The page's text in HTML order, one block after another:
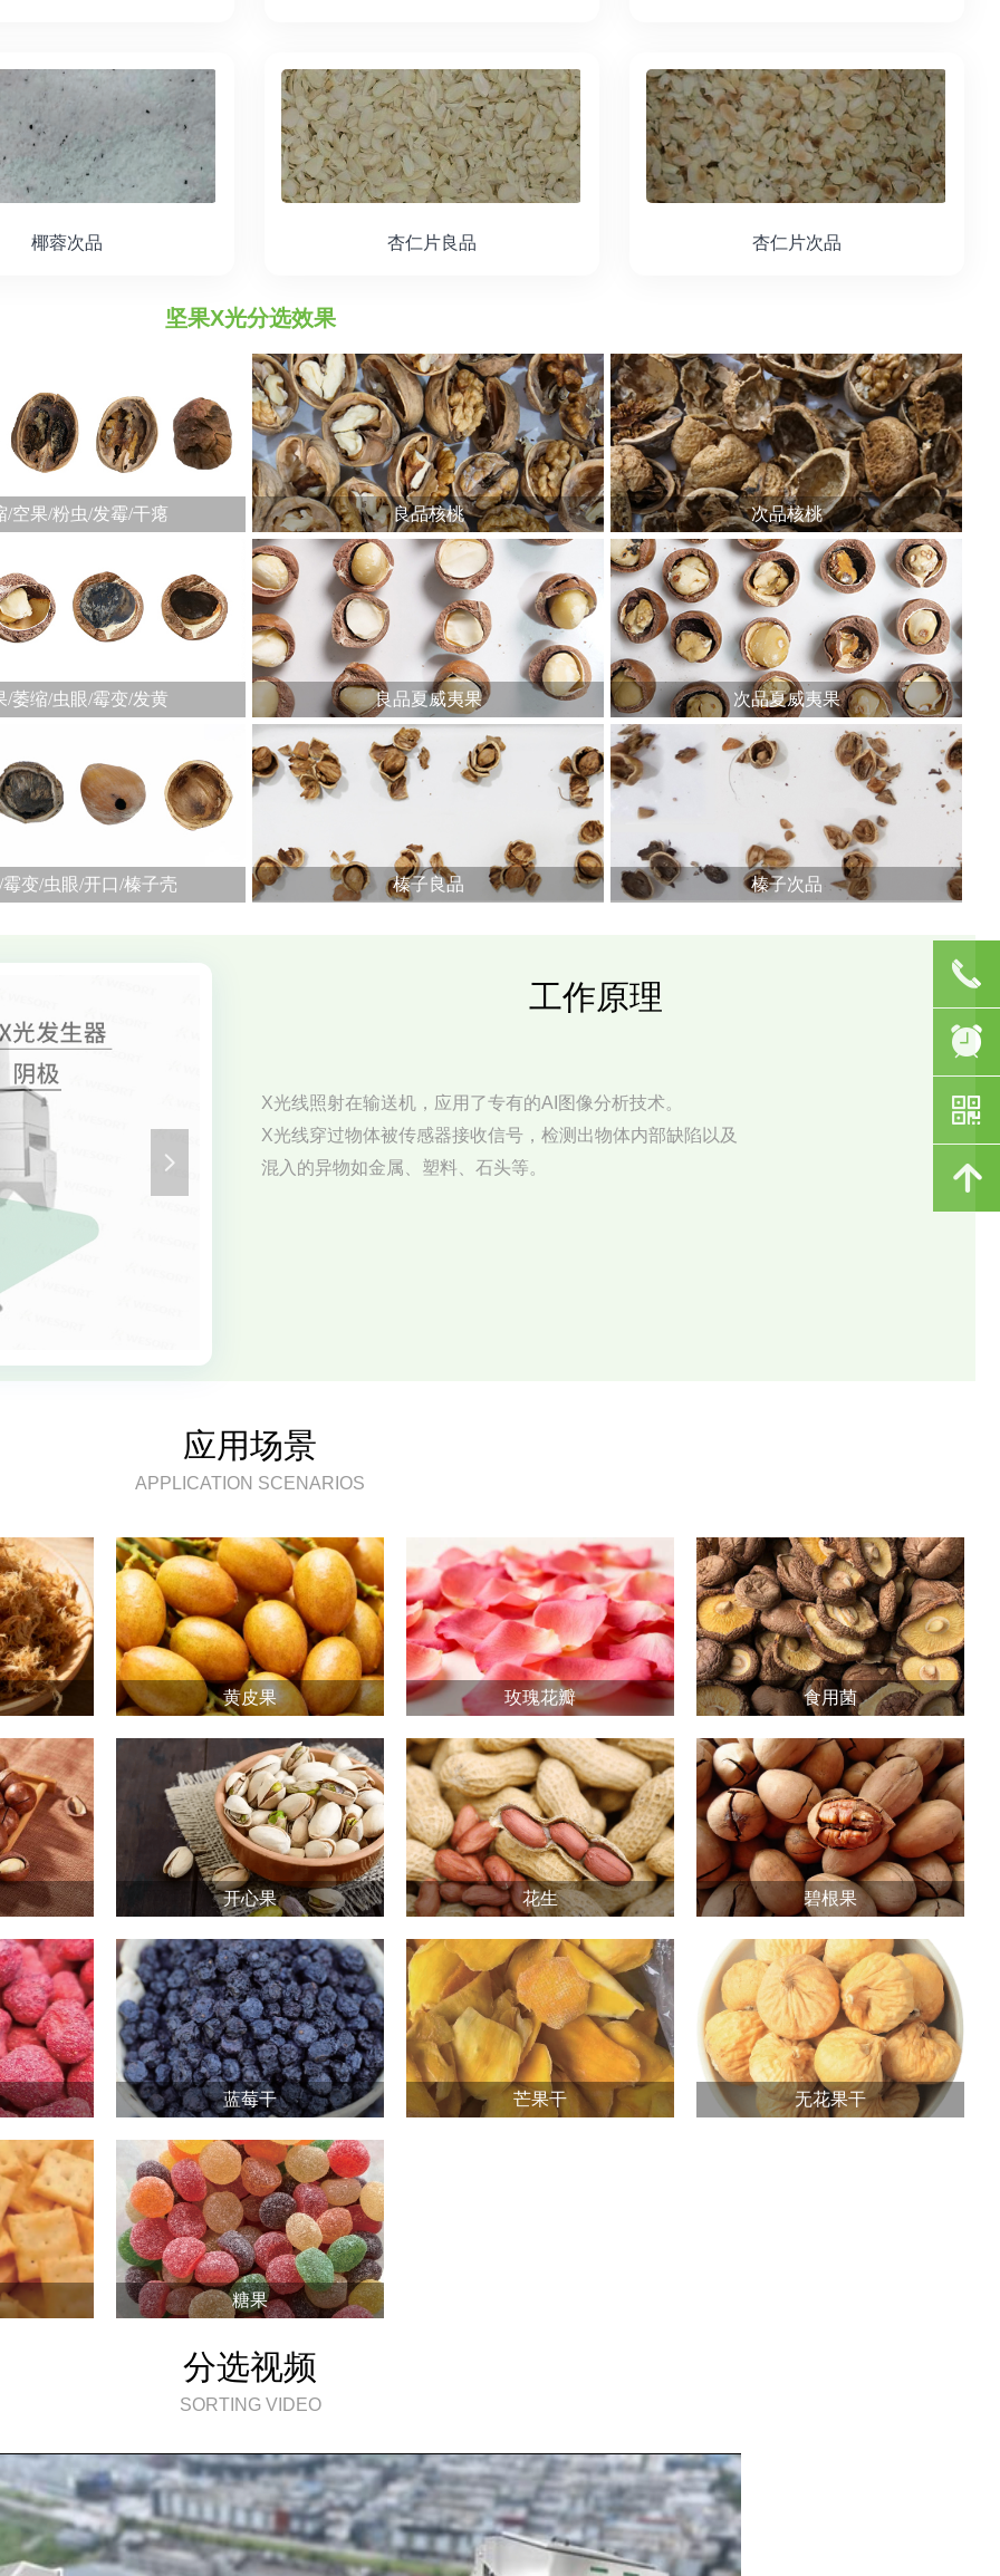
应用场景
APPLICATION SCENARIOS
黄皮果 玫瑰花瓣 食用菌
开心果 花生 碧根果
蓝莓干 芒果干 无花果干
糖果
工作原理
X光线照射在输送机，应用了专有的AI图像分析技术。
X光线穿过物体被传感器接收信号，检测出物体内部缺陷以及
混入的异物如金属、塑料、石头等。
넲
分选视频
SORTING VIDEO
椰蓉次品 杏仁片良品 杏仁片次品
/空果/粉虫/发霉/干瘪 良品核桃 次品核桃
/萎缩/虫眼/霉变/发黄 良品夏威夷果 次品夏威夷果
变/虫眼/开口/榛子壳 榛子良品 榛子次品
坚果X光分选效果
끅
뀥
낃
녕